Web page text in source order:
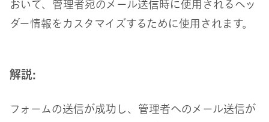
おいて、管理者宛のメール送信時に使用されるヘッ
ダー情報をカスタマイズするために使用されます。
解説:
フォームの送信が成功し、管理者へのメール送信が